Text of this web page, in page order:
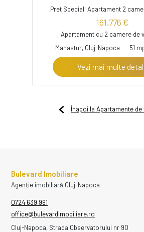
Pret Special! Apartament 2
161,776 €
Apartament cu 2 camere de
Manastur, Cluj-Napoca
51
Vezi mai multe
Înapoi la Apartamente de
Bulevard Imobiliare
Agenție imobiliară Cluj-Napoca
0724 639 991
office@bulevardimobiliare.ro
Cluj-Napoca, Strada Observatorului nr 90